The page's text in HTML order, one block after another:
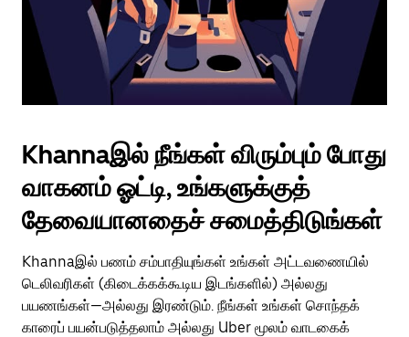
Khannaஇல் நீங்கள் விரும்பும் போது
வாகனம் ஓட்டி, உங்களுக்குத்
தேவையானதைச் சமைத்திடுங்கள்
Khannaஇல் பணம் சம்பாதியுங்கள் உங்கள் அட்டவணையில்
டெலிவரிகள் (கிடைக்கக்கூடிய இடங்களில்) அல்லது
பயணங்கள்—அல்லது இரண்டும். நீங்கள் உங்கள் சொந்தக்
காரைப் பயன்படுத்தலாம் அல்லது Uber மூலம் வாடகைக்